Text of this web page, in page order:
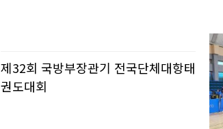
제32회 국방부장관기 전국단체대항태
권도대회